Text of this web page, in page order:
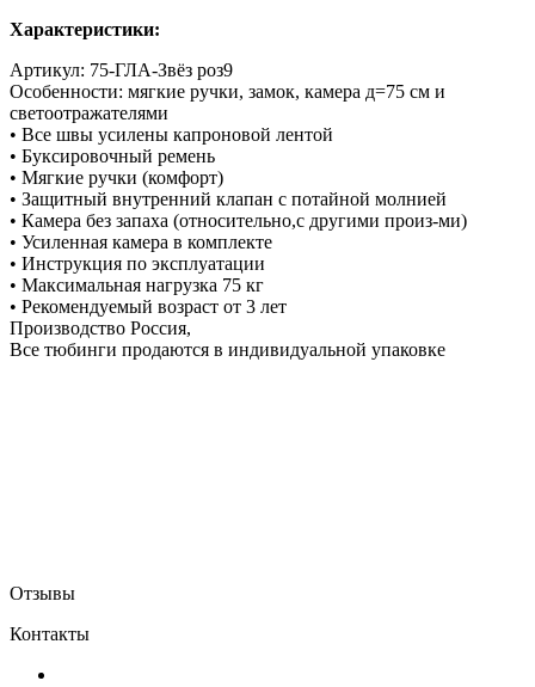
Характеристики:
Артикул: 75-ГЛА-Звёз роз9
Особенности: мягкие ручки, замок, камера д=75 см и
светоотражателями
• Все швы усилены капроновой лентой
• Буксировочный ремень
• Мягкие ручки (комфорт)
• Защитный внутренний клапан с потайной молнией
• Камера без запаха (относительно,с другими произ-ми)
• Усиленная камера в комплекте
• Инструкция по эксплуатации
• Максимальная нагрузка 75 кг
• Рекомендуемый возраст от 3 лет
Производство Россия,
Все тюбинги продаются в индивидуальной упаковке
Отзывы
Контакты